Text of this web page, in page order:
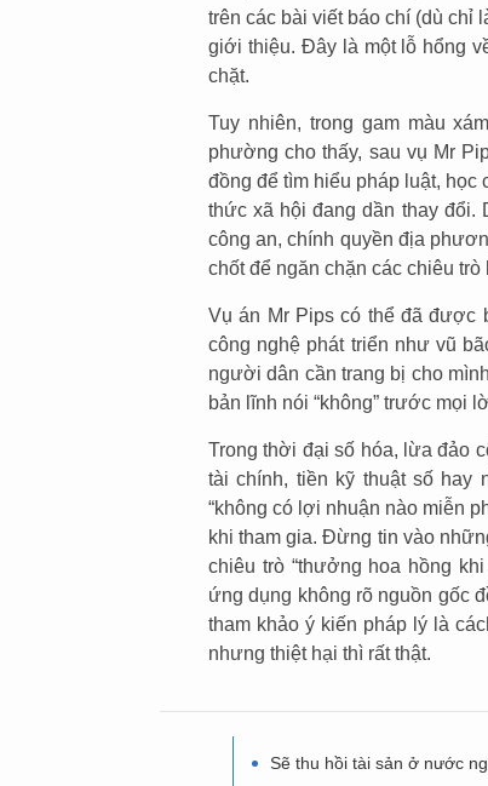
trên các bài viết báo chí (dù chỉ
giới thiệu. Đây là một lỗ hổng
chặt.
Tuy nhiên, trong gam màu
phường cho thấy, sau vụ Mr
đồng để tìm hiểu pháp luật,
thức xã hội đang dần thay đổi.
công an, chính quyền địa
chốt để ngăn chặn các chiêu
Vụ án Mr Pips có thể đã được
công nghệ phát triển như vũ
người dân cần trang bị cho
bản lĩnh nói “không” trước mọi
Trong thời đại số hóa, lừa đảo
tài chính, tiền kỹ thuật số hay
“không có lợi nhuận nào miễn
khi tham gia. Đừng tin vào
chiêu trò “thưởng hoa hồng
ứng dụng không rõ nguồn gốc
tham khảo ý kiến pháp lý là
nhưng thiệt hại thì rất thật.
Sẽ thu hồi tài sản ở nước